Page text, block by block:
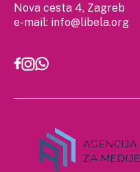
Nova cesta 4, Zagreb
e-mail: info@libela.org